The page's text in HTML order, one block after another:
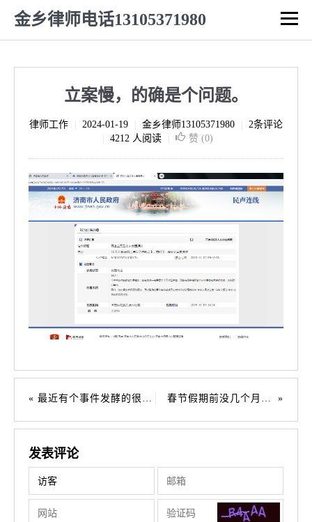
金乡律师电话13105371980
立案慢，的确是个问题。
律师工作 2024-01-19 金乡律师13105371980 2条评论
4212 人阅读 赞 (0)
最近有个事件发酵的很火爆
发表评论